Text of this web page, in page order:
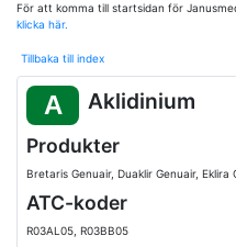
För att komma till startsidan för
klicka här.
Tillbaka till index
A Aklidinium
Produkter
Bretaris Genuair, Duaklir Genuair, Eklira
ATC-koder
R03AL05, R03BB05